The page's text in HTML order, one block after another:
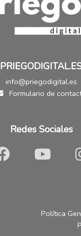
info@priegodigital.es
Formulario de
Redes Sociales
Política